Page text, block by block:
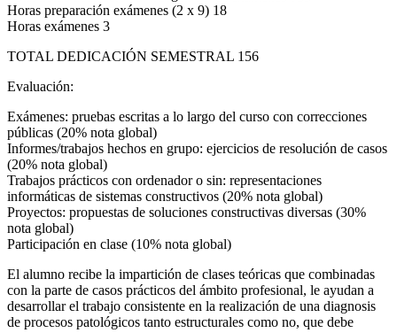
Horas preparación exámenes (2 x 9) 18
Horas exámenes 3
TOTAL DEDICACIÓN SEMESTRAL 156
Evaluación:
Exámenes: pruebas escritas a lo largo del curso con correcciones
públicas (20% nota global)
Informes/trabajos hechos en grupo: ejercicios de resolución de casos
(20% nota global)
Trabajos prácticos con ordenador o sin: representaciones
informáticas de sistemas constructivos (20% nota global)
Proyectos: propuestas de soluciones constructivas diversas (30%
nota global)
Participación en clase (10% nota global)
El alumno recibe la impartición de clases teóricas que combinadas
con la parte de casos prácticos del ámbito profesional, le ayudan a
desarrollar el trabajo consistente en la realización de una diagnosis
de procesos patológicos tanto estructurales como no, que debe